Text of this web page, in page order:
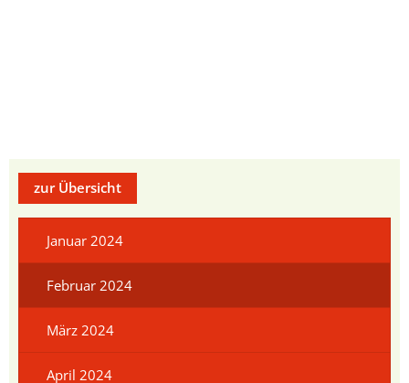
zur Übersicht
Januar 2024
Februar 2024
März 2024
April 2024